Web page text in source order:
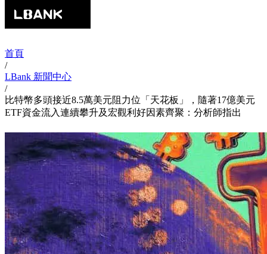
首頁
/
LBank 新聞中心
/
比特幣多頭接近8.5萬美元阻力位「天花板」，隨著17億美元
ETF資金流入連續攀升及宏觀利好因素齊聚：分析師指出